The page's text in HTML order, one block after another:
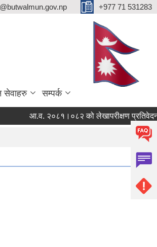
+977 71 531283
सेवाहरु सम्पर्क
आ.व. २०८१।०८२ को लेखापरीक्षण प्रतिवेदन